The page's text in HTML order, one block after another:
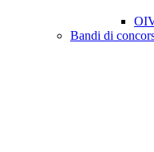
Bandi di